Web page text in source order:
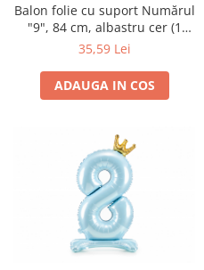
Balon folie cu suport Numărul
"9", 84 cm, albastru cer (1
pachet / 1 buc.)
35,59 Lei
ADAUGA IN COS